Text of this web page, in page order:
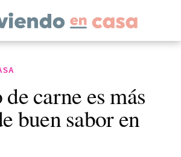
carne es más
buen sabor en